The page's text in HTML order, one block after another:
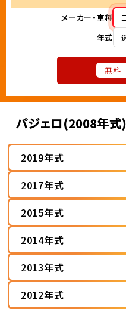
メーカー・車種
年式
無料
パジェロ(2008年
2019年式
2017年式
2015年式
2014年式
2013年式
2012年式